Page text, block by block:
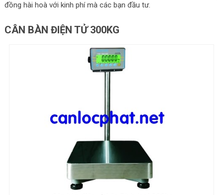
đồng hài hoà với kinh phí mà các bạn đầu tư.
CÂN BÀN ĐIỆN TỬ 300KG